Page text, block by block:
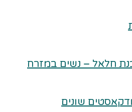
חלאל – נשים במזרח
שונים